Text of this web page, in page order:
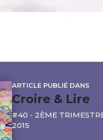
ARTICLE PUBLIÉ DANS
Croire & Lire
#40 - 2ÈME
2015